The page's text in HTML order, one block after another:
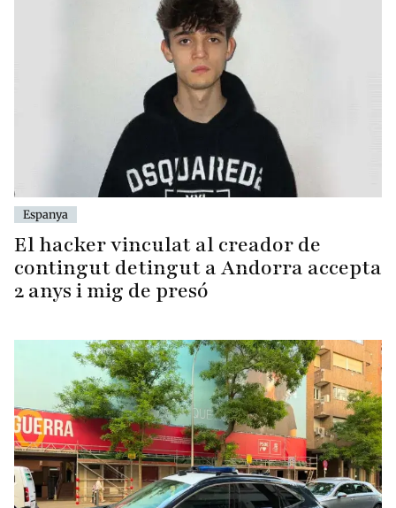
Espanya
El hacker vinculat al creador de
contingut detingut a Andorra accepta
2 anys i mig de presó